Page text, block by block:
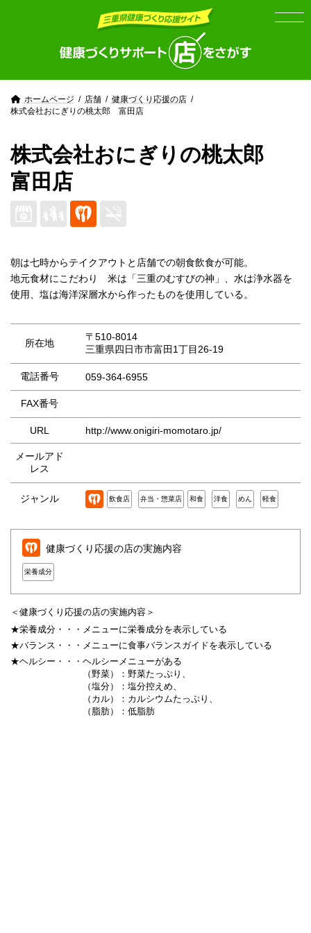
ホームページ 店舗
健康づくり応援の店
株式会社おにぎりの桃太郎 富田店
株式会社おにぎりの桃太郎
富田店
朝は七時からテイクアウトと店舗での朝食飲食が可能。
地元食材にこだわり 米は「三重のむすびの神」、水は浄水器を
使用、塩は海洋深層水から作ったものを使用している。
所在地
〒510-8014
三重県四日市市富田1丁目26-19
電話番号 059-364-6955
FAX番号
URL http://www.onigiri-momotaro.jp/
メールアド
レス
ジャンル 飲食店 弁当・惣菜店 和食 洋食 めん 軽食
健康づくり応援の店の実施内容
栄養成分
＜健康づくり応援の店の実施内容＞
★栄養成分・・・ メニューに栄養成分を表示している
★バランス・・・ メニューに食事バランスガイドを表示している
★ヘルシー・・・ ヘルシーメニューがある
（野菜）：野菜たっぷり、
（塩分）：塩分控えめ、
（カル）：カルシウムたっぷり、
（脂肪）：低脂肪